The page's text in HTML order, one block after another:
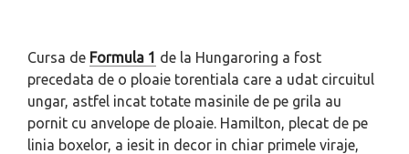
Cursa de Formula 1 de la Hungaroring a fost
precedata de o ploaie torentiala care a udat circuitul
ungar, astfel incat totate masinile de pe grila au
pornit cu anvelope de ploaie. Hamilton, plecat de pe
linia boxelor, a iesit in decor in chiar primele viraje,